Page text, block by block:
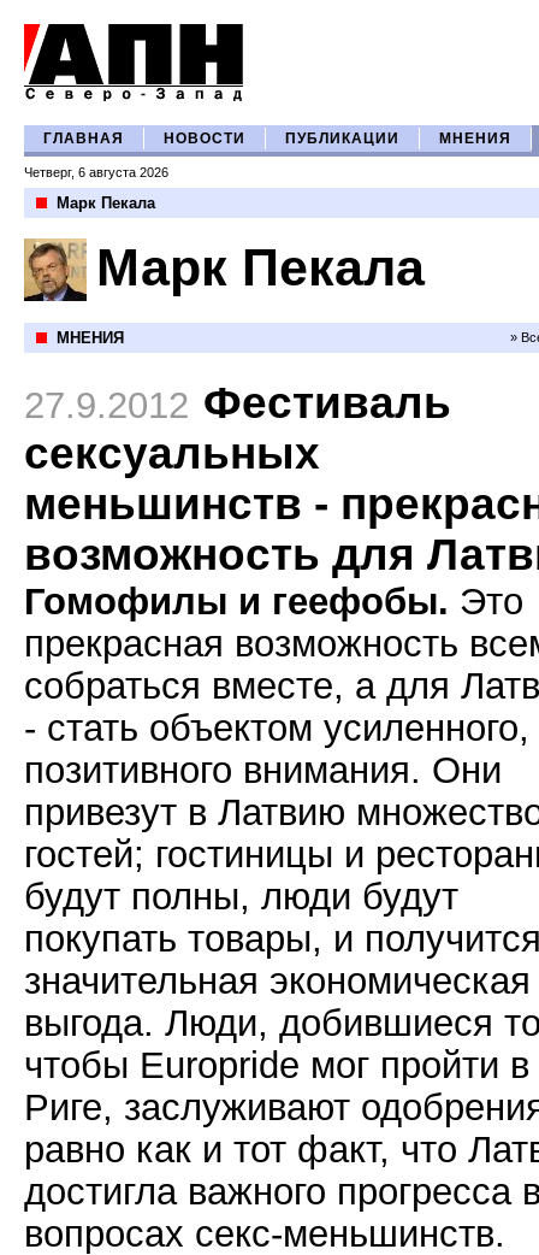
ГЛАВНАЯ НОВОСТИ ПУБЛИКАЦИИ МНЕНИЯ
Четверг, 6 августа 2026
Марк Пекала
Марк Пекала
МНЕНИЯ »
27.9.2012 Фестиваль
сексуальных
меньшинств -
возможность для
Гомофилы и геефобы. Это
прекрасная возможность
собраться вместе, а для
- стать объектом усиленного,
позитивного внимания. Они
привезут в Латвию
гостей; гостиницы и
будут полны, люди будут
покупать товары, и
значительная экономическая
выгода. Люди, добившиеся
чтобы Europride мог пройти в
Риге, заслуживают
равно как и тот факт, что
достигла важного прогресса
вопросах секс-меньшинств.